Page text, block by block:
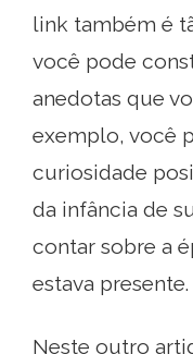
link também é
você pode
anedotas que
exemplo, você
curiosidade
da infância de
contar sobre a
estava presente.
Neste outro